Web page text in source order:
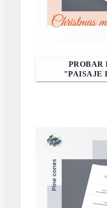
PROBAR
"PAISAJE